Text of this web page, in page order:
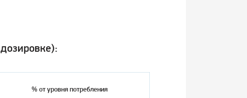
% от уровня потребления